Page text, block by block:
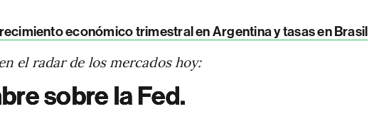
económico trimestral en Argentina y tasas en Brasil
el radar de los mercados hoy:
sobre la Fed.